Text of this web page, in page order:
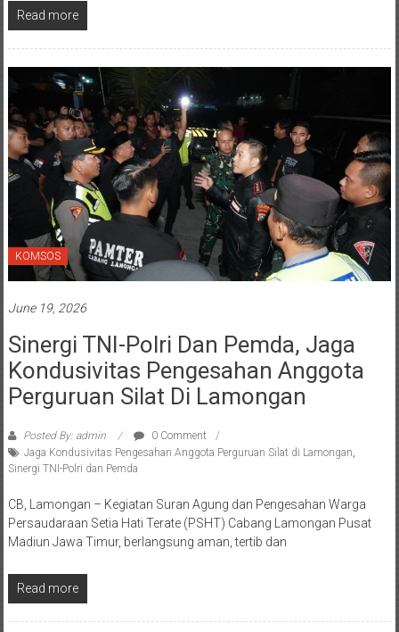
Read more
KOMSOS
Sinergi TNI-Polri Dan Pemda, Jaga
Kondusivitas Pengesahan Anggota
Perguruan Silat Di Lamongan
Posted By: admin
0 Comment
Jaga Kondusivitas Pengesahan Anggota Perguruan Silat di Lamongan
CB, Lamongan – Kegiatan Suran Agung dan Pengesahan Warga
Persaudaraan Setia Hati Terate (PSHT) Cabang Lamongan Pusat
Read more